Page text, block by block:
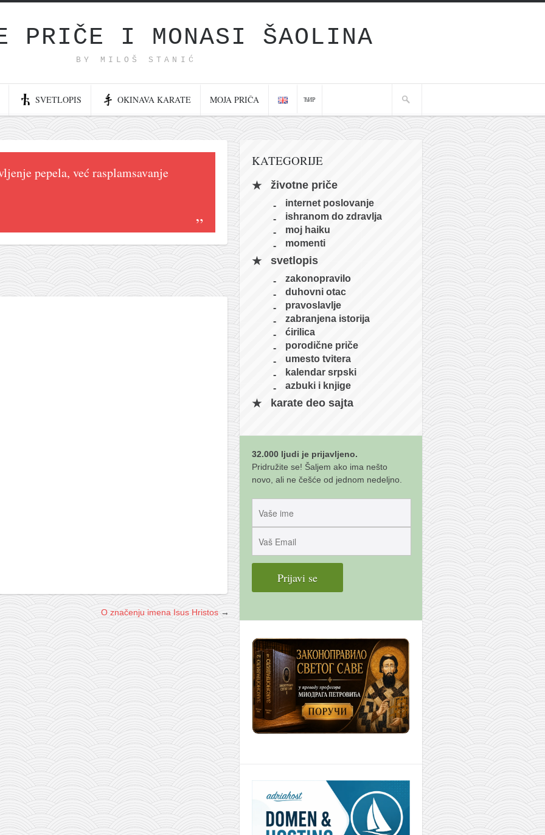
PRIČE I MONASI ŠAOLINA
BY MILOŠ STANIĆ
SVETLOPIS OKINAVA KARATE MOJA PRIČA ЋИР
pepela, već rasplamsavanje
O značenju imena Isus Hristos→
KATEGORIJE
životne priče
internet poslovanje
ishranom do zdravlja
moj haiku
momenti
svetlopis
zakonopravilo
duhovni otac
pravoslavlje
zabranjena istorija
ćirilica
porodične priče
umesto tvitera
kalendar srpski
azbuki i knjige
karate deo sajta
32.000 ljudi je prijavljeno.
Pridružite se! Šaljem ako ima nešto
novo, ali ne češće od jednom nedeljno.